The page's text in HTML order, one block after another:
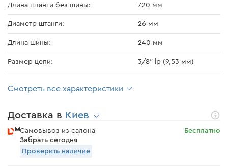
Длина штанги без шины: 720 мм
Диаметр штанги: 26 мм
Длина шины: 240 мм
Размер цепи: 3/8" lp (9,53 мм)
Смотреть все характеристики
Доставка в Киев
Самовывоз из салона
Забрать сегодня
Бесплатно
Проверить наличие